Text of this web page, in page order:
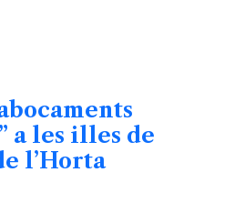
a les illes de
l’Horta